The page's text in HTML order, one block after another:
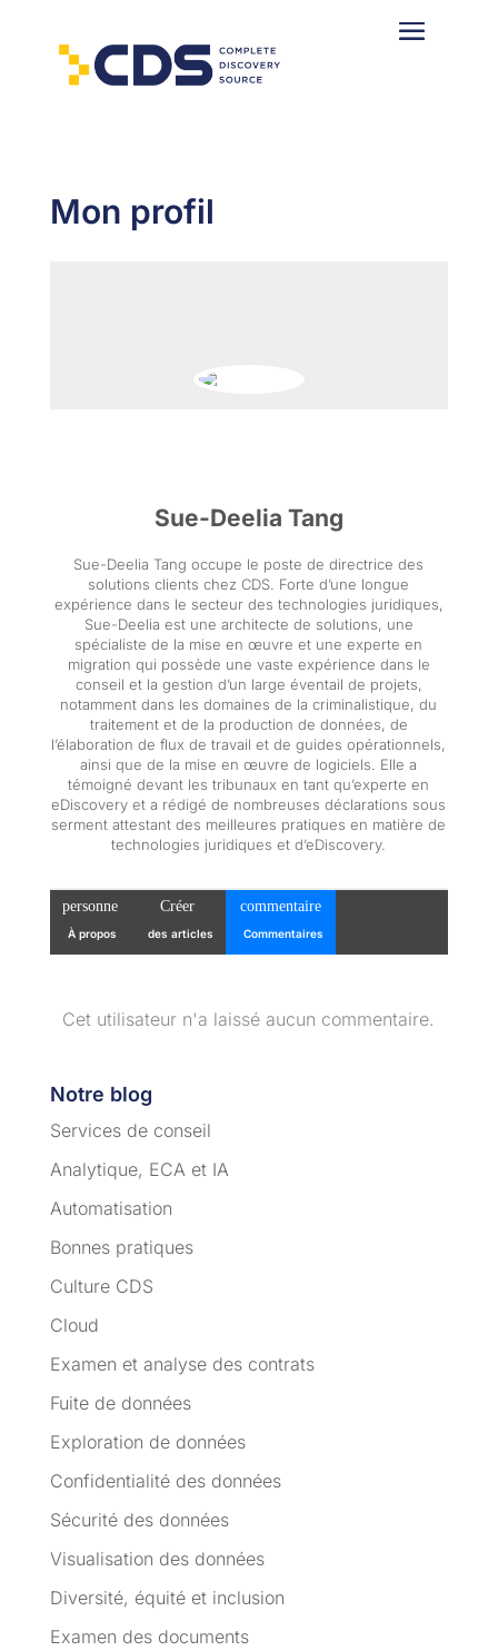
Mon profil
Sue-Deelia Tang
Sue-Deelia Tang occupe le poste de directrice des
solutions clients chez CDS. Forte d’une longue
expérience dans le secteur des technologies juridiques,
Sue-Deelia est une architecte de solutions, une
spécialiste de la mise en œuvre et une experte en
migration qui possède une vaste expérience dans le
conseil et la gestion d’un large éventail de projets,
notamment dans les domaines de la criminalistique, du
traitement et de la production de données, de
l’élaboration de flux de travail et de guides opérationnels,
ainsi que de la mise en œuvre de logiciels. Elle a
témoigné devant les tribunaux en tant qu’experte en
eDiscovery et a rédigé de nombreuses déclarations sous
serment attestant des meilleures pratiques en matière de
technologies juridiques et d’eDiscovery.
personne
À propos
Créer
des articles
commentaire
Commentaires
Cet utilisateur n'a laissé aucun commentaire.
Notre blog
Services de conseil
Analytique, ECA et IA
Automatisation
Bonnes pratiques
Culture CDS
Cloud
Examen et analyse des contrats
Fuite de données
Exploration de données
Confidentialité des données
Sécurité des données
Visualisation des données
Diversité, équité et inclusion
Examen des documents